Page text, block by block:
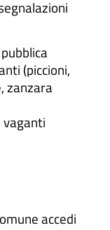
(piccioni,
zanzara
vaganti
accedi